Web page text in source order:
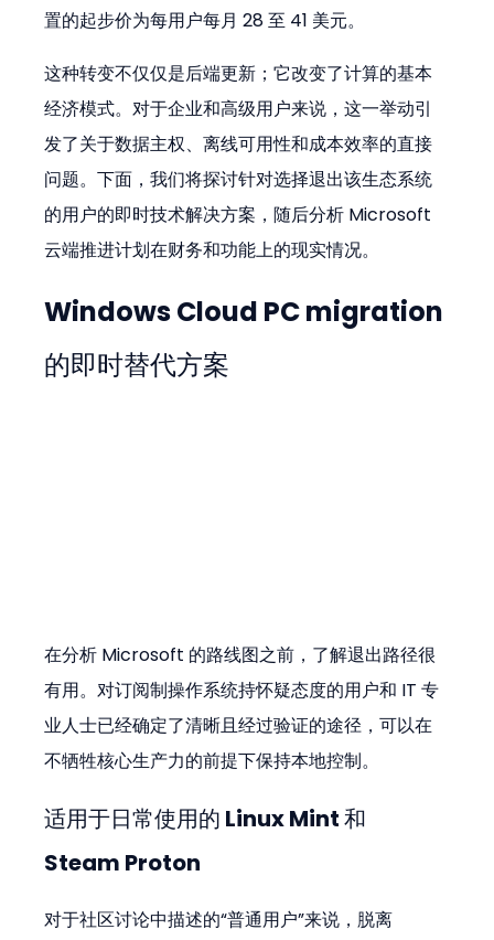
置的起步价为每用户每月 28 至 41 美元。
这种转变不仅仅是后端更新；它改变了计算的基本
经济模式。对于企业和高级用户来说，这一举动引
发了关于数据主权、离线可用性和成本效率的直接
问题。下面，我们将探讨针对选择退出该生态系统
的用户的即时技术解决方案，随后分析 Microsoft
云端推进计划在财务和功能上的现实情况。
Windows Cloud PC migration
的即时替代方案
在分析 Microsoft 的路线图之前，了解退出路径很
有用。对订阅制操作系统持怀疑态度的用户和 IT 专
业人士已经确定了清晰且经过验证的途径，可以在
不牺牲核心生产力的前提下保持本地控制。
适用于日常使用的 Linux Mint 和
Steam Proton
对于社区讨论中描述的“普通用户”来说，脱离